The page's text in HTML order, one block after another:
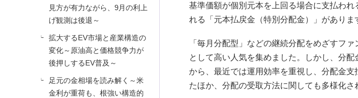
見方が有力ながら、9月の利上
げ観測は後退～
拡大するEV市場と産業構造の
変化～原油高と価格競争力が
後押しするEV普及～
足元の金相場を読み解く～米
金利が重荷も、根強い構造的
基準価額が個別元本を上回る場合に支払わ
れる「元本払戻金（特別分配金）」がありま
「毎月分配型」などの継続分配をめざすフ
として高い人気を集めました。しかし、分
から、最近では運用効率を重視し、分配金
たほか、分配の受取方法に関しても多様化